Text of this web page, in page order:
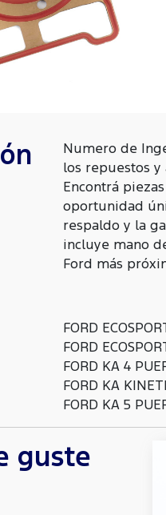
Numero de
los repuestos
Encontrá
oportunidad
respaldo y la
incluye mano
Ford más
FORD
FORD
FORD KA 4
FORD KA
FORD KA 5
guste